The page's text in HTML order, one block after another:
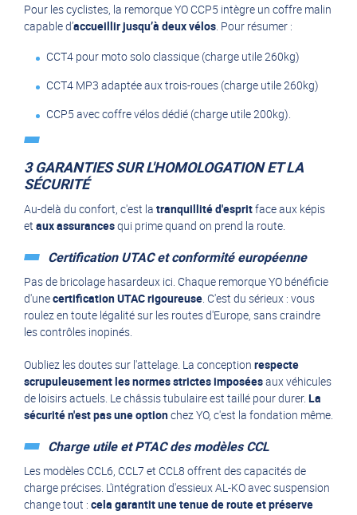
Pour les cyclistes, la remorque YO CCP5 intègre un coffre malin
capable d’accueillir jusqu’à deux vélos. Pour résumer :
CCT4 pour moto solo classique (charge utile 260kg)
CCT4 MP3 adaptée aux trois-roues (charge utile 260kg)
CCP5 avec coffre vélos dédié (charge utile 200kg).
3 GARANTIES SUR L'HOMOLOGATION ET LA
SÉCURITÉ
Au-delà du confort, c'est la tranquillité d'espritface aux képis
et aux assurancesqui prime quand on prend la route.
Certification UTAC et conformité européenne
Pas de bricolage hasardeux ici. Chaque remorque YO bénéficie
d'unecertification UTAC rigoureuse. C'est du sérieux : vous
roulez en toute légalité sur les routes d'Europe, sans craindre
les contrôles inopinés.
Oubliez les doutes sur l'attelage. La conception respecte
scrupuleusement les normes strictes imposéesaux véhicules
de loisirs actuels. Le châssis tubulaire est taillé pour durer. La
sécurité n'est pas une optionchez YO, c'est la fondation même.
Charge utile et PTAC des modèles CCL
Les modèles CCL6, CCL7 et CCL8 offrent des capacités de
charge précises. L'intégration d'essieux AL-KOavec suspension
change tout : cela garantit une tenue de route et préserve